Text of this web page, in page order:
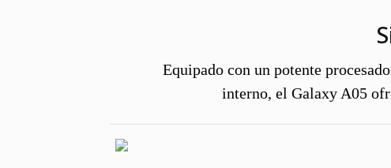
Equipado con un potente
interno, el Galaxy A05